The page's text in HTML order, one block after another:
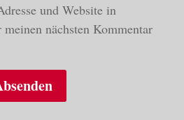
und Website in
nächsten Kommentar